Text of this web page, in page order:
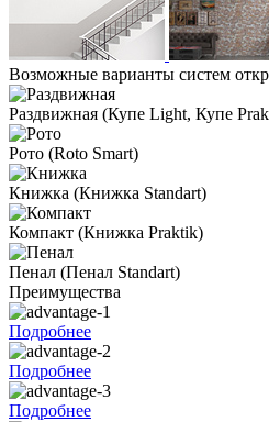
Возможные варианты систем
Раздвижная (Купе Light, Купе
Рото (Roto Smart)
Книжка (Книжка Standart)
Компакт (Книжка Praktik)
Пенал (Пенал Standart)
Преимущества
Подробнее
Подробнее
Подробнее